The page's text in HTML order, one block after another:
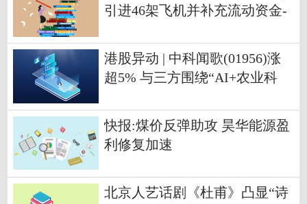
引进46架飞机并补充流动资金-
港股异动 | 中科闻歌(01956)涨
超5% 与三方围绕“AI+农业科
型深研行业痛点 每日观察
快报:煤价反弹助攻 昊华能源盈
利修复加速
北京人艺话剧《杜甫》凸显“诗